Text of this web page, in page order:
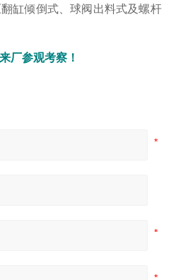
缸倾倒式、球阀出料式及螺杆
厂参观考察！